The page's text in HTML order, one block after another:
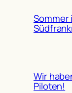
Sommer
Wir
Piloten!